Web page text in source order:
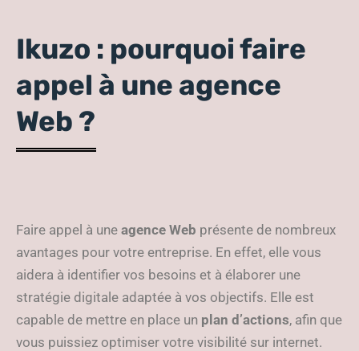
Ikuzo : pourquoi faire
appel à une agence
Web ?
Faire appel à une agence Web présente de nombreux
avantages pour votre entreprise. En effet, elle vous
aidera à identifier vos besoins et à élaborer une
stratégie digitale adaptée à vos objectifs. Elle est
capable de mettre en place un plan d’actions, afin que
vous puissiez optimiser votre visibilité sur internet.